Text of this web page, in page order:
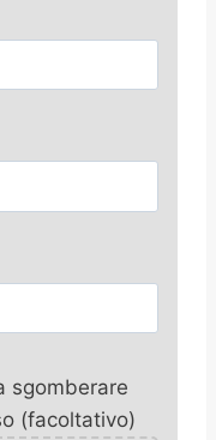
sgomberare
(facoltativo)